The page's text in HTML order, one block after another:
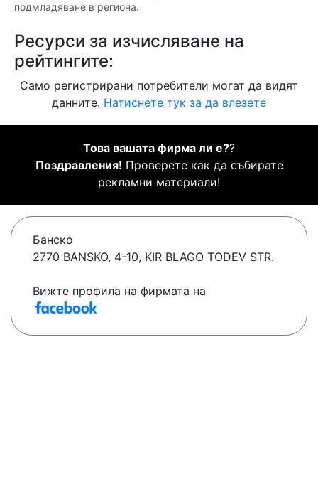
подмладяване в региона.
Ресурси за изчисляване на
рейтингите:
Само регистрирани потребители могат да видят
данните. Натиснете тук за да влезете
Това вашата фирма ли е??
Поздравления! Проверете как да събирате
рекламни материали!
Банско
2770 BANSKO, 4-10, KIR BLAGO TODEV STR.
Вижте профила на фирмата на